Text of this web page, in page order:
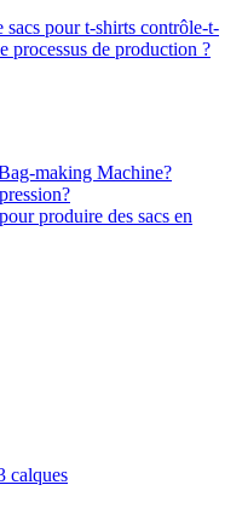
pour t-shirts contrôle-t-
processus de production ?
making Machine?
produire des sacs en
calques